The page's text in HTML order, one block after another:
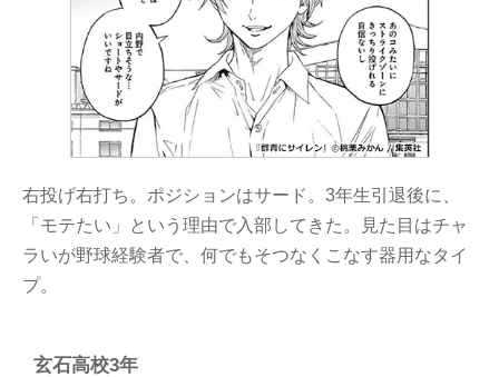
右投げ右打ち。ポジションはサード。3年生引退後に、
「モテたい」という理由で入部してきた。見た目はチャ
ラいが野球経験者で、何でもそつなくこなす器用なタイ
プ。
玄石高校3年